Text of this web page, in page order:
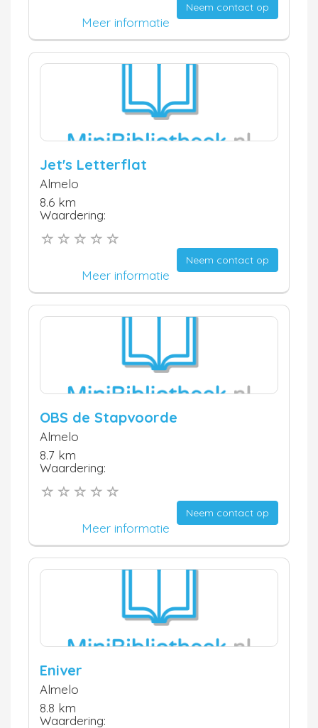
Neem contact op
Meer informatie
Jet's Letterflat
Almelo
8.6 km
Waardering:
Neem contact op
Meer informatie
OBS de Stapvoorde
Almelo
8.7 km
Waardering:
Neem contact op
Meer informatie
Eniver
Almelo
8.8 km
Waardering: